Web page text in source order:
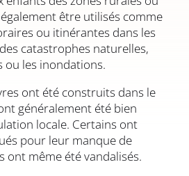
être utilisés comme
ou itinérantes dans les
catastrophes naturelles,
ou les inondations.
ont été construits dans le
généralement été bien
locale. Certains ont
pour leur manque de
ont même été vandalisés.